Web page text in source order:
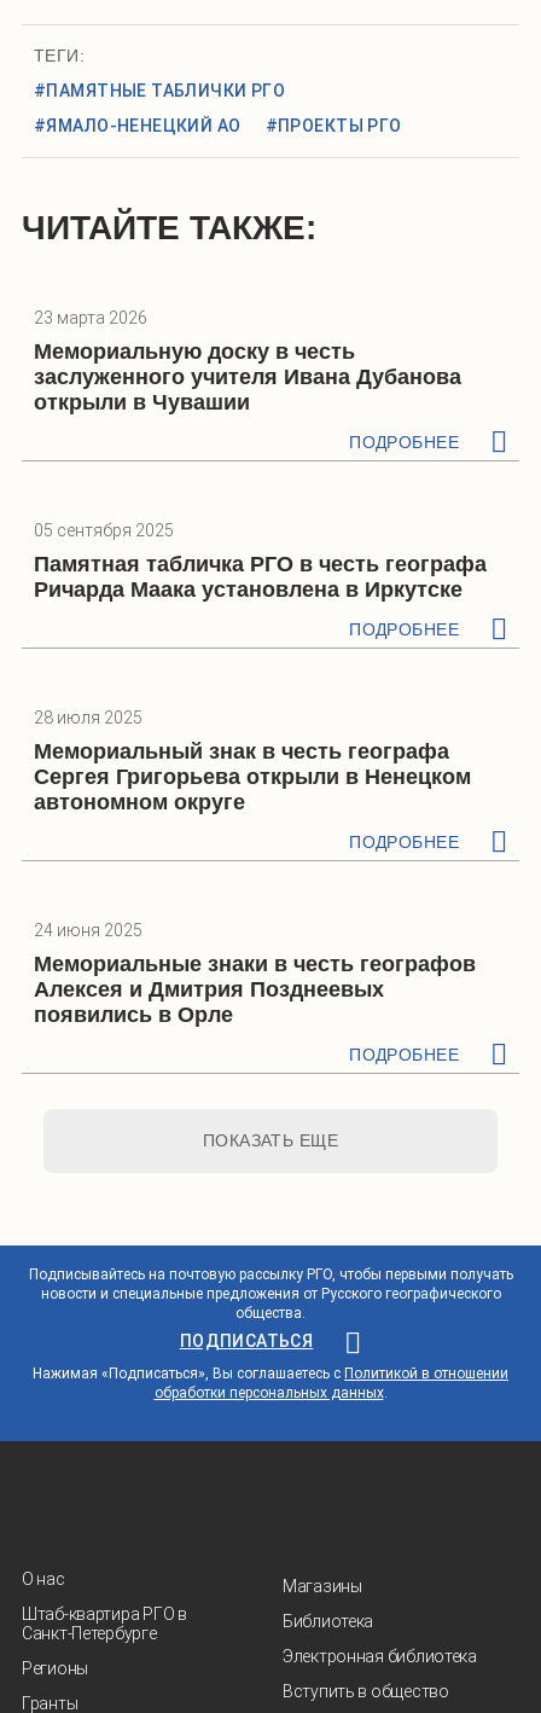
ТЕГИ:
#ПАМЯТНЫЕ ТАБЛИЧКИ РГО
#ЯМАЛО-НЕНЕЦКИЙ АО
#ПРОЕКТЫ РГО
ЧИТАЙТЕ ТАКЖЕ:
23 марта 2026
Мемориальную доску в честь
заслуженного учителя Ивана Дубанова
открыли в Чувашии
ПОДРОБНЕЕ
05 сентября 2025
Памятная табличка РГО в честь географа
Ричарда Маака установлена в Иркутске
ПОДРОБНЕЕ
28 июля 2025
Мемориальный знак в честь географа
Сергея Григорьева открыли в Ненецком
автономном округе
ПОДРОБНЕЕ
24 июня 2025
Мемориальные знаки в честь географов
Алексея и Дмитрия Позднеевых
появились в Орле
ПОДРОБНЕЕ
ПОКАЗАТЬ ЕЩЕ
Подписывайтесь на почтовую рассылку РГО, чтобы первыми получать
новости и специальные предложения от Русского географического
общества.
ПОДПИСАТЬСЯ
Нажимая «Подписаться», Вы соглашаетесь с Политикой в отношении
обработки персональных данных.
О нас
Штаб-квартира РГО в
Санкт‑Петербурге
Регионы
Гранты
Магазины
Библиотека
Электронная библиотека
Вступить в общество